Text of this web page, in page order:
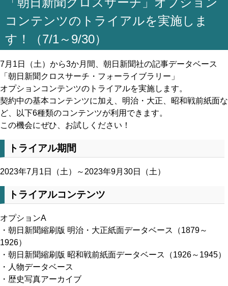
コンテンツのトライアルを実施しま
す！（7/1～9/30）
7月1日（土）から3か月間、朝日新聞社の記事データベース
「朝日新聞クロスサーチ・フォーライブラリー」
オプションコンテンツのトライアルを実施します。
契約中の基本コンテンツに加え、明治・大正、昭和戦前紙面な
ど、以下6種類のコンテンツが利用できます。
この機会にぜひ、お試しください！
トライアル期間
2023年7月1日（土）～2023年9月30日（土）
トライアルコンテンツ
オプションA
・朝日新聞縮刷版 明治・大正紙面データベース（1879～
1926）
・朝日新聞縮刷版 昭和戦前紙面データベース（1926～1945）
・人物データベース
・歴史写真アーカイブ